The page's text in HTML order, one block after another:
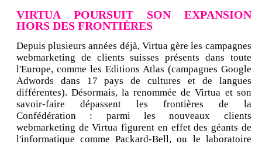
VIRTUA POURSUIT SON EXPANSION
HORS DES FRONTIÈRES
Depuis plusieurs années déjà, Virtua gère les campagnes
webmarketing de clients suisses présents dans toute
l'Europe, comme les Editions Atlas (campagnes Google
Adwords dans 17 pays de cultures et de langues
différentes). Désormais, la renommée de Virtua et son
savoir-faire dépassent les frontières de la
Confédération : parmi les nouveaux clients
webmarketing de Virtua figurent en effet des géants de
l'informatique comme Packard-Bell, ou le laboratoire